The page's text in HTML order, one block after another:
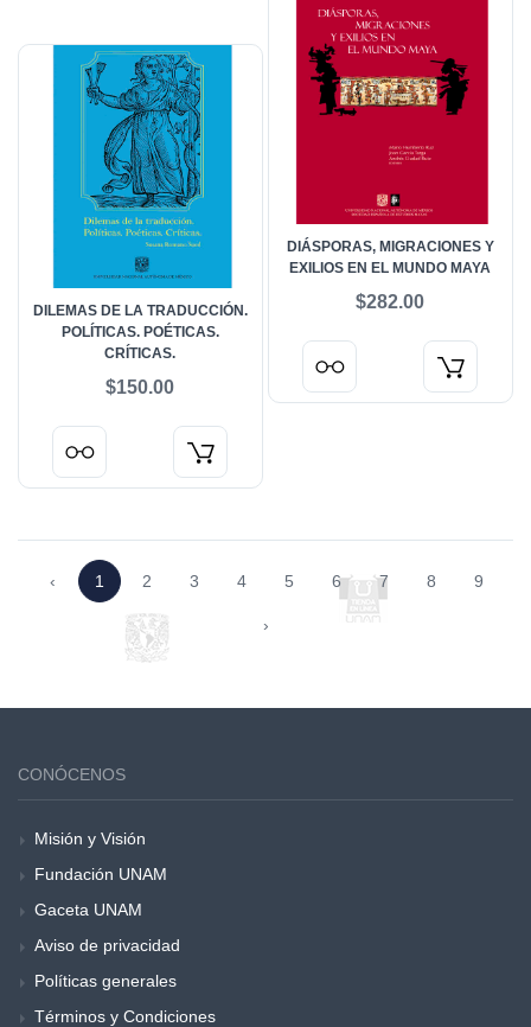
DIÁSPORAS, MIGRACIONES Y
EXILIOS EN EL MUNDO MAYA
$282.00
DILEMAS DE LA TRADUCCIÓN.
POLÍTICAS. POÉTICAS.
CRÍTICAS.
$150.00
‹ 1 2 3 4 5 6 7 8 9
›
CONÓCENOS
Misión y Visión
Fundación UNAM
Gaceta UNAM
Aviso de privacidad
Políticas generales
Términos y Condiciones